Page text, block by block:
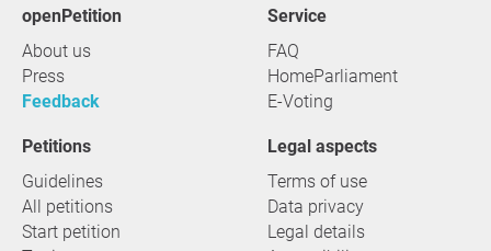
openPetition
About us
Press
Feedback
service
FAQ
HomeParliament
E-Voting
Petitions
Guidelines
All petitions
Start petition
Legal aspects
Terms of use
Data privacy
Legal details